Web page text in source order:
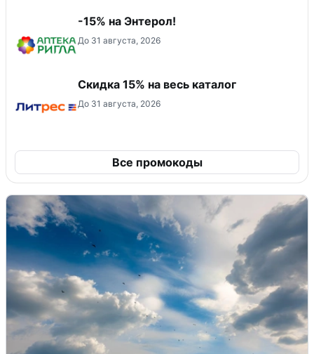
-15% на Энтерол!
До 31 августа, 2026
Скидка 15% на весь каталог
До 31 августа, 2026
Все промокоды